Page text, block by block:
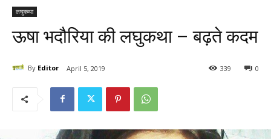
लघुकथा
ऊषा भदौरिया की लघुकथा – बढ़ते कदम
By Editor April 5, 2019 0
339